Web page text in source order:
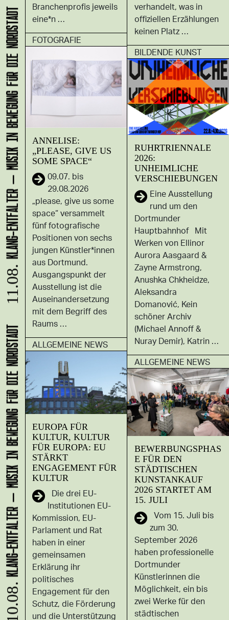
Branchenproﬁs jeweils
eine*n …
verhandelt, was in
offiziellen Erzählungen
keinen Platz …
FOTOGRAFIE
ANNELISE:
„PLEASE, GIVE US
SOME SPACE“
09.07. bis
29.08.2026
„please, give us some
space“ versammelt
fünf fotografische
Positionen von sechs
jungen Künstler*innen
aus Dortmund.
Ausgangspunkt der
Ausstellung ist die
Auseinandersetzung
mit dem Begriff des
Raums …
BILDENDE KUNST
RUHRTRIENNALE
2026:
UNHEIMLICHE
VERSCHIEBUNGEN
Eine Ausstellung
rund um den
Dortmunder
Hauptbahnhof Mit
Werken von Ellinor
Aurora Aasgaard &
Zayne Armstrong,
Anushka Chkheidze,
Aleksandra
Domanović, Kein
schöner Archiv
(Michael Annoff &
Nuray Demir), Katrin …
ALLGEMEINE NEWS
EUROPA FÜR
KULTUR, KULTUR
FÜR EUROPA: EU
STÄRKT
ENGAGEMENT FÜR
KULTUR
Die drei EU-
Institutionen EU-
Kommission, EU-
Parlament und Rat
haben in einer
gemeinsamen
Erklärung ihr
politisches
Engagement für den
Schutz, die Förderung
und die Unterstützung
ALLGEMEINE NEWS
BEWERBUNGSPHAS
E FÜR DEN
STÄDTISCHEN
KUNSTANKAUF
2026 STARTET AM
15. JULI
Vom 15. Juli bis
zum 30.
September 2026
haben professionelle
Dortmunder
Künstlerinnen die
Möglichkeit, ein bis
zwei Werke für den
städtischen
10.08.
KLANG-ENTFALTER – MUSIK IN BEWEGUNG FÜR DIE NORDSTADT
11.08.
KLANG-ENTFALTER – MUSIK IN BEWEGUNG FÜR DIE NORDSTADT